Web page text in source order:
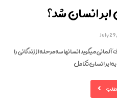
انسان شد؟
July
میگوید انسانها سه مرحله از زندگانی را